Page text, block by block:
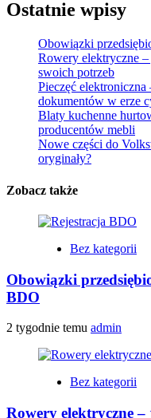
Ostatnie wpisy
Obowiązki
Rowery elektryczne
swoich potrzeb
Pieczęć
dokumentów w erze
Blaty kuchenne
producentów mebli
Nowe części do
oryginały?
Zobacz także
Bez kategorii
Obowiązki
BDO
2 tygodnie temu admin
Bez kategorii
Rowery elektryczne